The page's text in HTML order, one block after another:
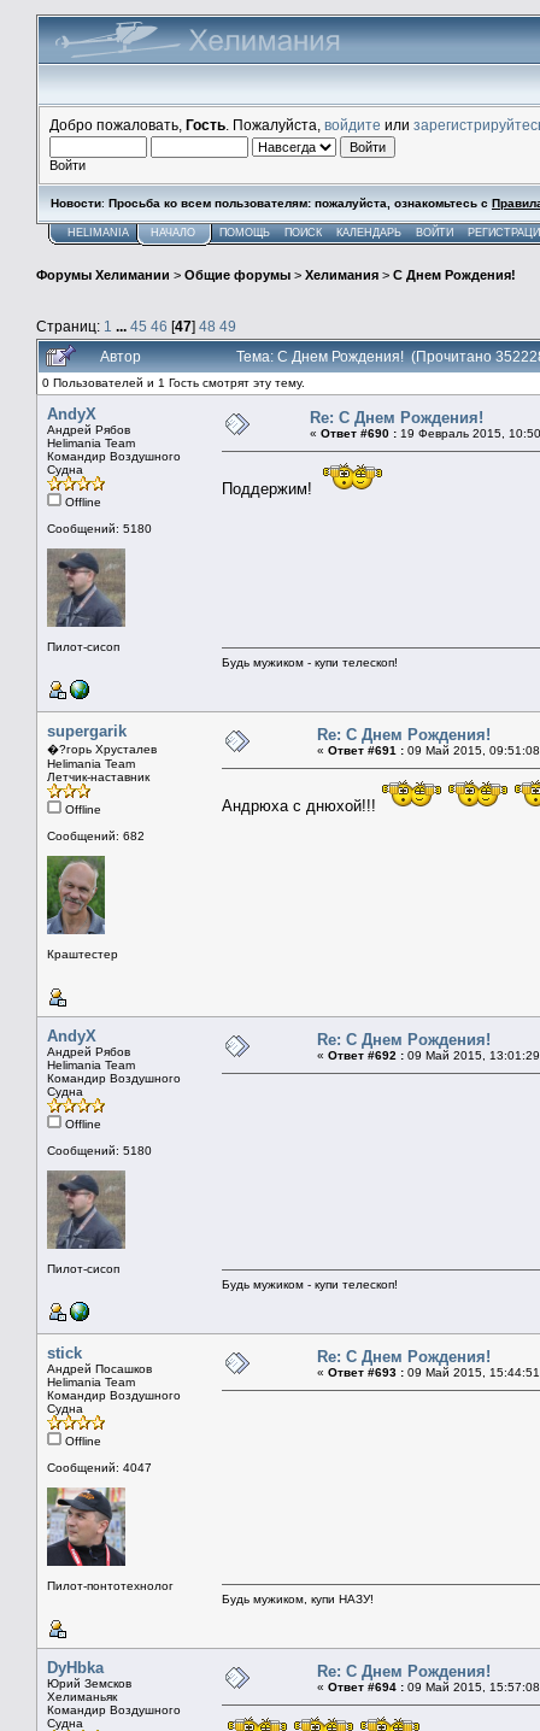
Добро пожаловать, Гость . Пожалуйста, войдите или
Войти
Новости: Просьба ко всем пользователям: пожалуйста, ознакомьтесь с
HELIMANIA НАЧАЛО ПОМОЩЬ ПОИСК КАЛЕНДАРЬ ВОЙТИ
Форумы Хелимании > Общие форумы > Хелимания > С Днем Рождения!
Страниц: 1 ... 45 46 [47] 48 49
Автор
Тема: С Днем Рождения! (Прочитано
0 Пользователей и 1 Гость смотрят эту тему.
AndyX
Андрей Рябов
Helimania Team
Командир Воздушного
Судна
Offline
Сообщений: 5180
Пилот-сисоп
Re: С Днем Рождения!
« Ответ #690 : 19 Февраль 2015,
Поддержим!
Будь мужиком - купи телескоп!
supergarik
�?горь Хрусталев
Helimania Team
Летчик-наставник
Offline
Сообщений: 682
Краштестер
Re: С Днем Рождения!
« Ответ #691 : 09 Май 2015,
Андрюха с днюхой!!!
AndyX
Андрей Рябов
Helimania Team
Командир Воздушного
Судна
Offline
Сообщений: 5180
Пилот-сисоп
Re: С Днем Рождения!
« Ответ #692 : 09 Май 2015,
Будь мужиком - купи телескоп!
stick
Андрей Посашков
Helimania Team
Командир Воздушного
Судна
Offline
Сообщений: 4047
Пилот-понтотехнолог
Re: С Днем Рождения!
« Ответ #693 : 09 Май 2015,
Будь мужиком, купи НАЗУ!
DyHbka
Юрий Земсков
Хелиманьяк
Командир Воздушного
Судна
Re: С Днем Рождения!
« Ответ #694 : 09 Май 2015,